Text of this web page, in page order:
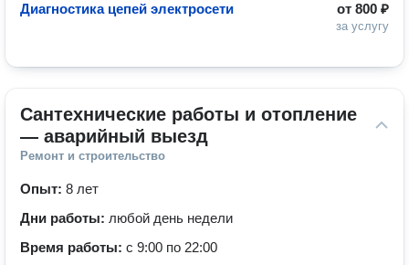
от 800 ₽
за услугу
Диагностика цепей электросети
Сантехнические работы и отопление
— аварийный выезд
Ремонт и строительство
Опыт: 8 лет
Дни работы: любой день недели
Время работы: с 9:00 по 22:00